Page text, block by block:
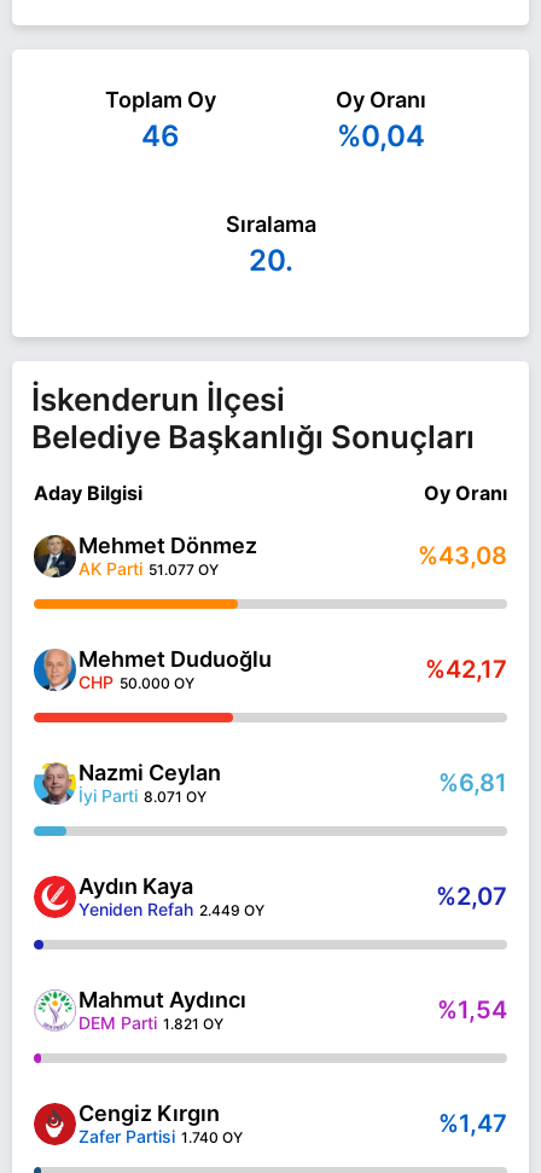
olarak Millet ile 31 Mart 2024 yerel seçimlerinde
yarışıyor. Ali İçin ile ilgili daha fazla bilgi için
Haberleri
sayfamızı ziyaret edin.
Toplam Oy
46
Oy Oranı
%0,04
Sıralama
20.
İskenderun İlçesi
Belediye Başkanlığı Sonuçları
Aday Bilgisi Oy Oranı
Mehmet Dönmez
AK Parti 51.077 OY %43,08
Mehmet Duduoğlu
CHP 50.000 OY %42,17
Nazmi Ceylan
İyi Parti 8.071 OY %6,81
Aydın Kaya
Yeniden Refah 2.449 OY %2,07
Mahmut Aydıncı
DEM Parti 1.821 OY %1,54
Cengiz Kırgın
Zafer Partisi 1.740 OY %1,47